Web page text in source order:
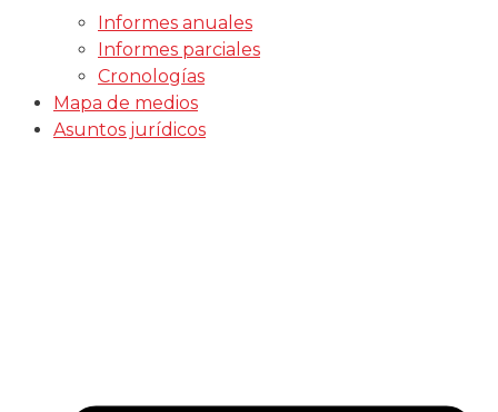
Informes anuales
Informes parciales
Cronologías
Mapa de medios
Asuntos jurídicos